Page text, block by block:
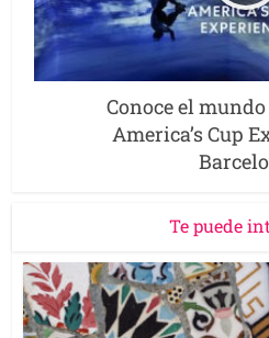
Conoce el
America’s Cup
Te puede